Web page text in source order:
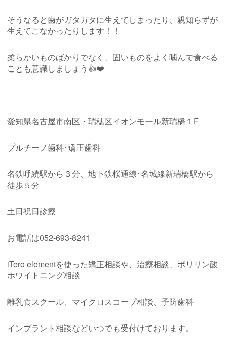
そうなると歯がガタガタに生えてしまったり、親知らずが
生えてこなかったりします！！
柔らかいものばかりでなく、固いものをよく噛んで食べる
ことも意識しましょう👍❤️
愛知県名古屋市南区・瑞穂区イオンモール新瑞橋１ F
プルチーノ歯科･矯正歯科
名鉄呼続駅から３分、地下鉄桜通線･名城線新瑞橋駅から
徒歩５分
土日祝日診療
お電話は052-693-8241
iTero elementを使った矯正相談や、治療相談、ポリリン酸
ホワイトニング相談
離乳食スクール、マイクロスコープ相談、予防歯科
インプラント相談などいつでも受付けております。